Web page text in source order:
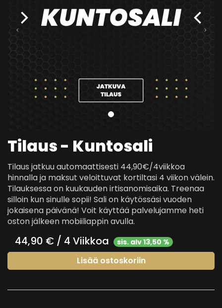
Tilaus - Kuntosali
Tilaus jatkuu automaattisesti 44,90€/4viikkoa
hinnalla ja maksut veloittuvat kortiltasi 4 viikon välein.
Tilauksessa on kuukauden irtisanomisaika. Treenaa
silloin kun sinulle sopii! Sali on käytössäsi vuoden
jokaisena päivänä! Voit käyttää palvelujamme heti
oston jälkeen mobiiliappinavulla.
44,90 € / 4 Viikkoa sis. alv 13,50 %
Lisää ostoskoriin